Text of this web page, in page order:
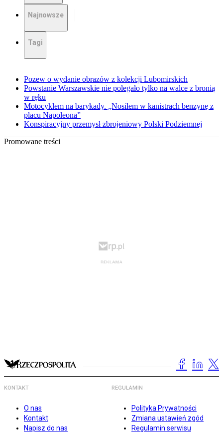
Najnowsze
Tagi
Pozew o wydanie obrazów z kolekcji Lubomirskich
Powstanie Warszawskie nie polegało tylko na walce z bronią
w ręku
Motocyklem na barykady. „Nosiłem w kanistrach benzynę z
placu Napoleona”
Konspiracyjny przemysł zbrojeniowy Polski Podziemnej
Promowane treści
KONTAKT
O nas
Kontakt
Napisz do nas
REGULAMIN
Polityka Prywatności
Zmiana ustawień zgód
Regulamin serwisu